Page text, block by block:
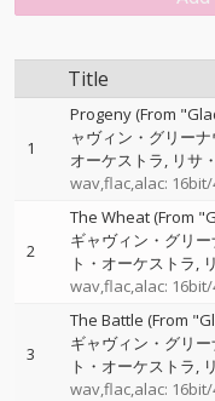
Title
1
Progeny (From
ャヴィン・グリーナ
オーケストラ
リサ
wav,flac,alac: 16bit/
2
The Wheat (From
ギャヴィン・グリー
ト・オーケストラ
wav,flac,alac: 16bit/
3
The Battle (From
ギャヴィン・グリー
ト・オーケストラ
wav,flac,alac: 16bit/